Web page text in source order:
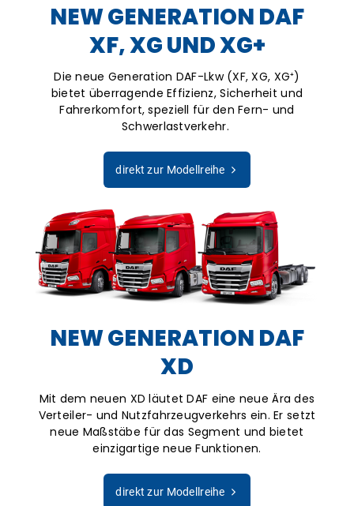
NEW GENERATION DAF
XF, XG UND XG+
Die neue Generation DAF-Lkw (XF, XG, XG⁺)
bietet überragende Effizienz, Sicherheit und
Fahrerkomfort, speziell für den Fern- und
Schwerlastverkehr.
direkt zur Modellreihe
NEW GENERATION DAF
XD
Mit dem neuen XD läutet DAF eine neue Ära des
Verteiler- und Nutzfahrzeugverkehrs ein. Er setzt
neue Maßstäbe für das Segment und bietet
einzigartige neue Funktionen.
direkt zur Modellreihe